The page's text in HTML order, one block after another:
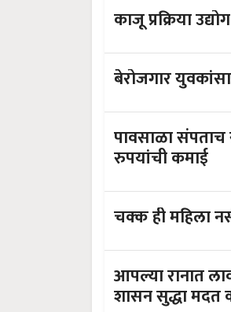
काजू प्रक्रिया
बेरोजगार
पावसाळा
रुपयांची कमाई
आपल्या रानात
शासन सुद्धा